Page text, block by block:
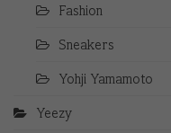
Fashion
Sneakers
Yohji Yamamoto
Yeezy